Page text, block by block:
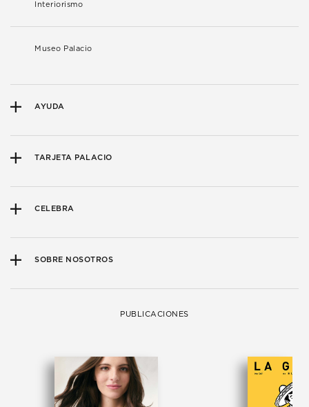
Interiorismo
Museo Palacio
AYUDA
TARJETA PALACIO
CELEBRA
SOBRE NOSOTROS
PUBLICACIONES